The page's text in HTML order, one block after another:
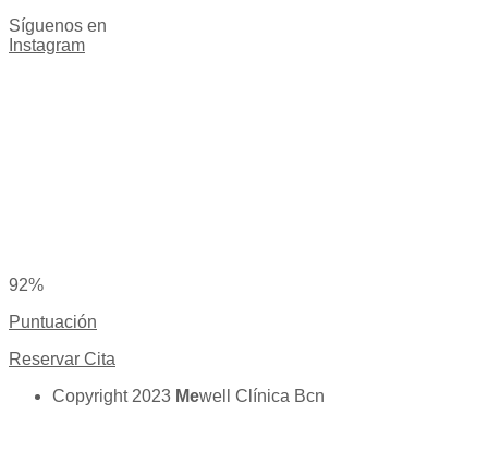
Síguenos en
Instagram
92%
Puntuación
Reservar Cita
Copyright 2023 Mewell Clínica Bcn